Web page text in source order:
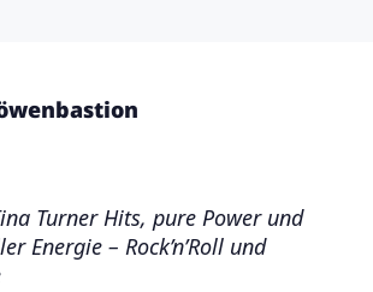
Turner Hits, pure Power und
Energie – Rock’n’Roll und